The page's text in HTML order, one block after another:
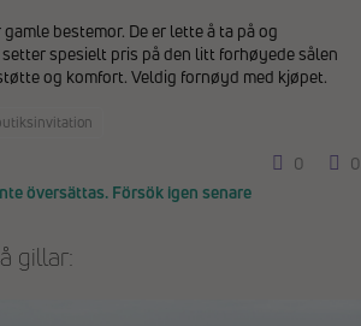
bestemor. De er lette å ta på og
spesielt pris på den litt forhøyede sålen
og komfort. Veldig fornøyd med kjøpet.
0
0
översättas. Försök igen senare
gillar: